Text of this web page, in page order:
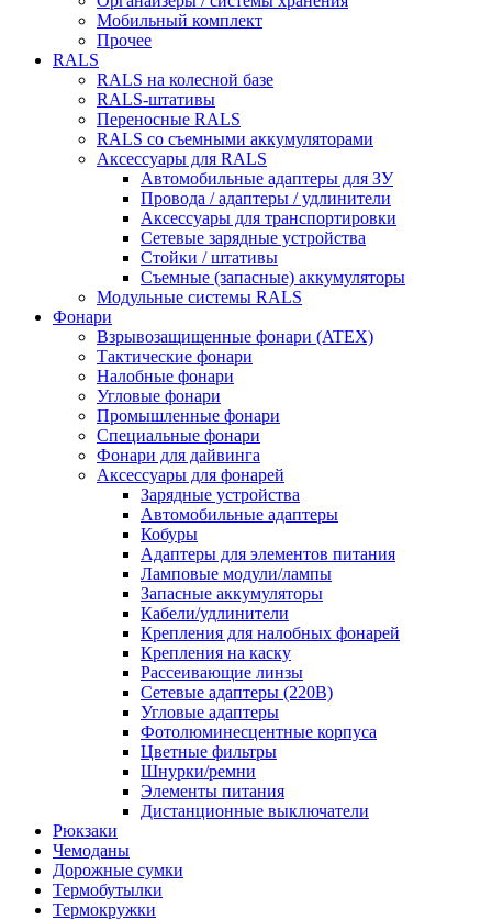
Мобильный комплект
Прочее
RALS
RALS на колесной базе
RALS-штативы
Переносные RALS
RALS со съемными аккумуляторами
Аксессуары для RALS
Автомобильные адаптеры для ЗУ
Провода / адаптеры / удлинители
Аксессуары для транспортировки
Сетевые зарядные устройства
Стойки / штативы
Съемные (запасные) аккумуляторы
Модульные системы RALS
Фонари
Взрывозащищенные фонари (ATEX)
Тактические фонари
Налобные фонари
Угловые фонари
Промышленные фонари
Специальные фонари
Фонари для дайвинга
Аксессуары для фонарей
Зарядные устройства
Автомобильные адаптеры
Кобуры
Адаптеры для элементов питания
Ламповые модули/лампы
Запасные аккумуляторы
Кабели/удлинители
Крепления для налобных фонарей
Крепления на каску
Рассеивающие линзы
Сетевые адаптеры (220В)
Угловые адаптеры
Фотолюминесцентные корпуса
Цветные фильтры
Шнурки/ремни
Элементы питания
Дистанционные выключатели
Рюкзаки
Чемоданы
Дорожные сумки
Термобутылки
Термокружки